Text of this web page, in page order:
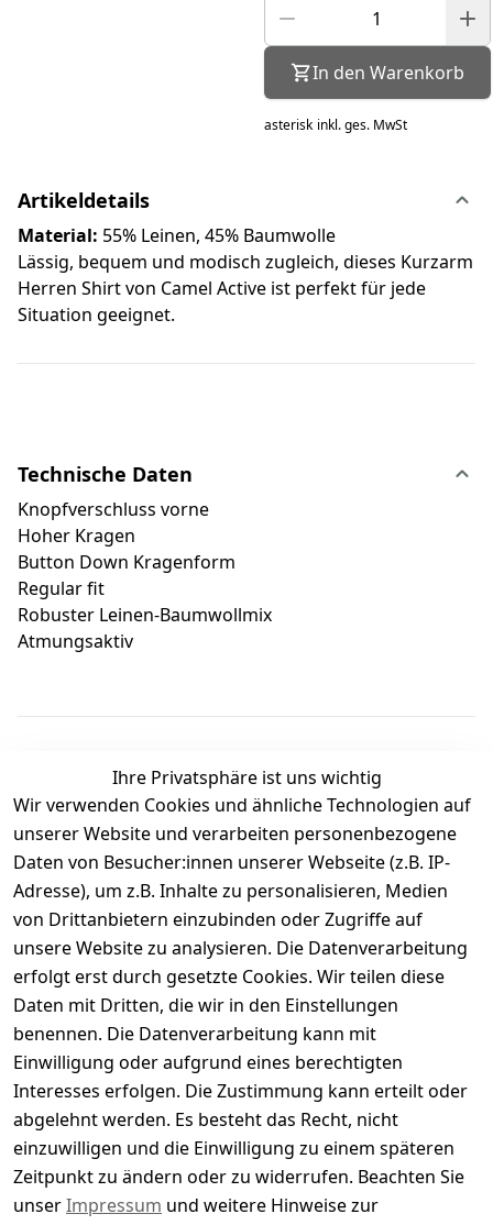
In den Warenkorb
asterisk inkl. ges. MwSt
Artikeldetails
Material: 55% Leinen, 45% Baumwolle
Lässig, bequem und modisch zugleich, dieses Kurzarm
Herren Shirt von Camel Active ist perfekt für jede
Situation geeignet.
Technische Daten
Knopfverschluss vorne
Hoher Kragen
Button Down Kragenform
Regular fit
Robuster Leinen-Baumwollmix
Atmungsaktiv
Kundenbewertungen
Durchschnittliche Bewertung
0
Basierend auf 0 Bewertung(en)
Bewertung abgeben
5
( 0 )
4
( 0 )
3
( 0 )
2
( 0 )
1
( 0 )
Es hat noch niemand eine Bewertung für diesen
Artikel abgegeben
Ihre Privatsphäre ist uns wichtig
Wir verwenden Cookies und ähnliche Technologien auf
unserer Website und verarbeiten personenbezogene
Daten von Besucher:innen unserer Webseite (z.B. IP-
Adresse), um z.B. Inhalte zu personalisieren, Medien
von Drittanbietern einzubinden oder Zugriffe auf
unsere Website zu analysieren. Die Datenverarbeitung
erfolgt erst durch gesetzte Cookies. Wir teilen diese
Daten mit Dritten, die wir in den Einstellungen
benennen. Die Datenverarbeitung kann mit
Einwilligung oder aufgrund eines berechtigten
Interesses erfolgen. Die Zustimmung kann erteilt oder
abgelehnt werden. Es besteht das Recht, nicht
einzuwilligen und die Einwilligung zu einem späteren
Zeitpunkt zu ändern oder zu widerrufen. Beachten Sie
unserImpressum und weitere Hinweise zur